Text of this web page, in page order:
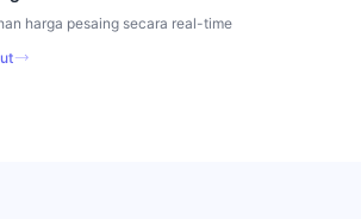
harga pesaing secara real-time